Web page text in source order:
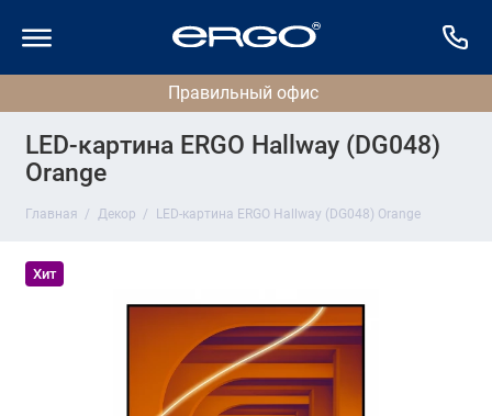
LED-картина ERGO Hallway (DG048)
Orange
Главная Декор LED-картина ERGO Hallway (DG048) Orange
Хит